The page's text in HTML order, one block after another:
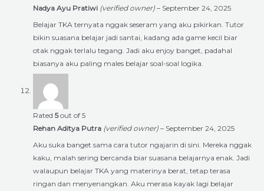
Nadya Ayu Pratiwi (verified owner) – September 24, 2025
Belajar TKA ternyata nggak seseram yang aku pikirkan. Tutor
bikin suasana belajar jadi santai, kadang ada game kecil biar
otak nggak terlalu tegang. Jadi aku enjoy banget, padahal
biasanya aku paling males belajar soal-soal logika.
Rated 5out of 5
Rehan Aditya Putra (verified owner) – September 24, 2025
Aku suka banget sama cara tutor ngajarin di sini. Mereka nggak
kaku, malah sering bercanda biar suasana belajarnya enak. Jadi
walaupun belajar TKA yang materinya berat, tetap terasa
ringan dan menyenangkan. Aku merasa kayak lagi belajar